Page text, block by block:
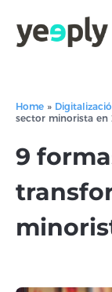
Home »
sector minorista en
9